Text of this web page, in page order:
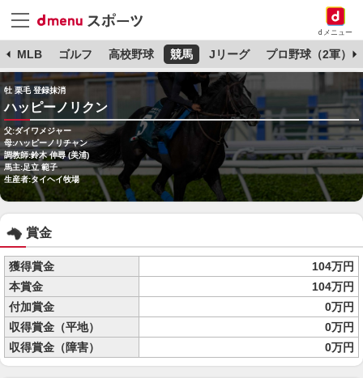
dメニュー
MLB ゴルフ 高校野球 競馬 Jリーグ プロ野球（2軍）
牡 栗毛 登録抹消
ハッピーノリクン
父:ダイワメジャー
母:ハッピーノリチャン
調教師:鈴木 伸尋 (美浦)
馬主:足立 範子
生産者:タイヘイ牧場
賞金
獲得賞金
104万円
本賞金
104万円
付加賞金
0万円
収得賞金（平地）
0万円
収得賞金（障害）
0万円